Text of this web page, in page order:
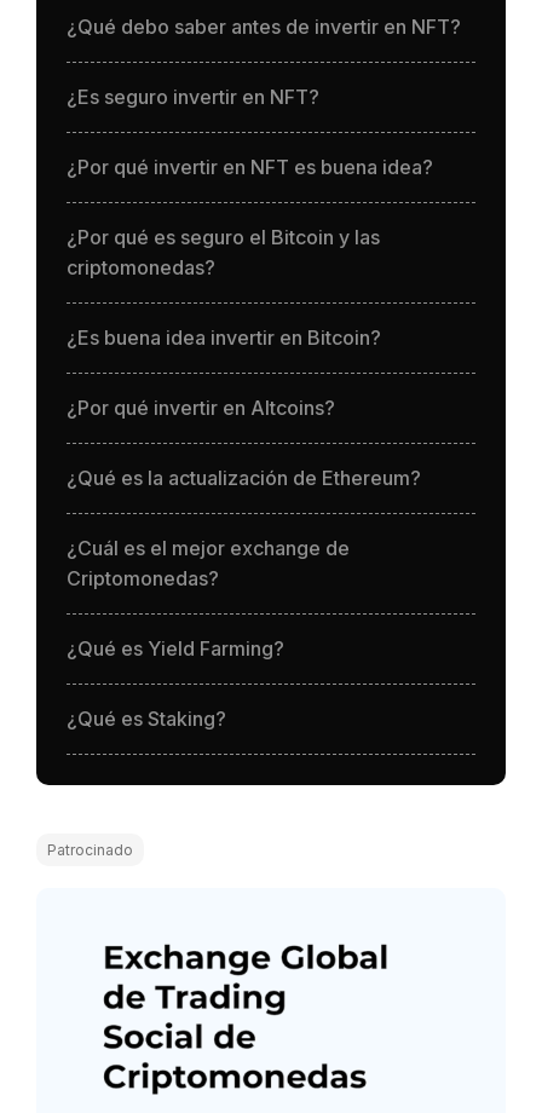
¿Qué debo saber antes de invertir en NFT?
¿Es seguro invertir en NFT?
¿Por qué invertir en NFT es buena idea?
¿Por qué es seguro el Bitcoin y las
criptomonedas?
¿Es buena idea invertir en Bitcoin?
¿Por qué invertir en Altcoins?
¿Qué es la actualización de Ethereum?
¿Cuál es el mejor exchange de
Criptomonedas?
¿Qué es Yield Farming?
¿Qué es Staking?
Patrocinado